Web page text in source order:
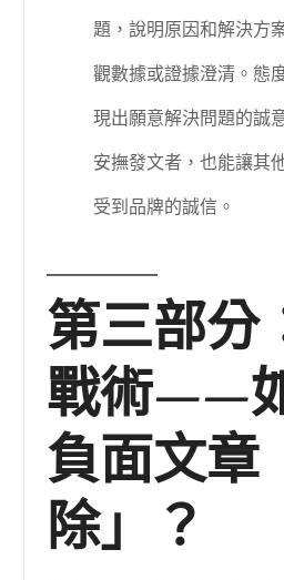
題，說明原因和解決方
觀數據或證據澄清。態
現出願意解決問題的誠
安撫發文者，也能讓其
受到品牌的誠信。
第三部分
戰術——
負面文章
除」？